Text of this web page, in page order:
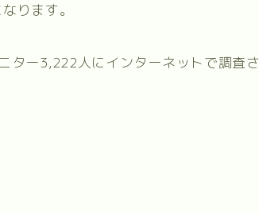
ります。
ター3,222人にインターネットで調査さ